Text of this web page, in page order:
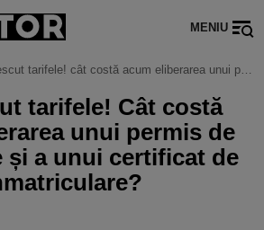
MENIU
cât costă acum eliberarea unui permis de conducere și a unui certificat de înmatriculare?
tarifele! Cât costă
unui permis de
și a unui certificat de